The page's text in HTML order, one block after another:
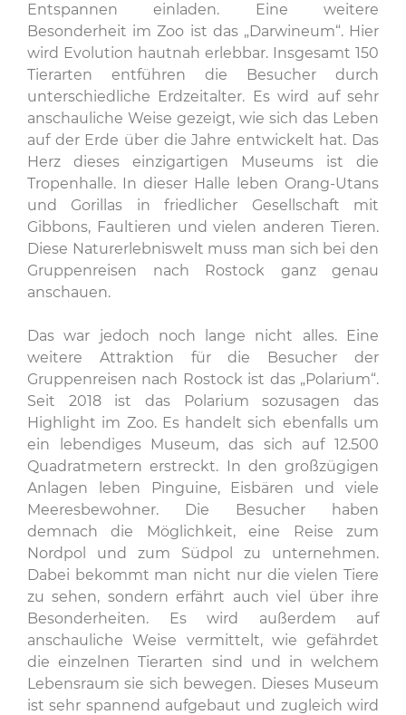
Entspannen einladen. Eine weitere
Besonderheit im Zoo ist das „Darwineum“. Hier
wird Evolution hautnah erlebbar. Insgesamt 150
Tierarten entführen die Besucher durch
unterschiedliche Erdzeitalter. Es wird auf sehr
anschauliche Weise gezeigt, wie sich das Leben
auf der Erde über die Jahre entwickelt hat. Das
Herz dieses einzigartigen Museums ist die
Tropenhalle. In dieser Halle leben Orang-Utans
und Gorillas in friedlicher Gesellschaft mit
Gibbons, Faultieren und vielen anderen Tieren.
Diese Naturerlebniswelt muss man sich bei den
Gruppenreisen nach Rostock ganz genau
anschauen.
Das war jedoch noch lange nicht alles. Eine
weitere Attraktion für die Besucher der
Gruppenreisen nach Rostock ist das „Polarium“.
Seit 2018 ist das Polarium sozusagen das
Highlight im Zoo. Es handelt sich ebenfalls um
ein lebendiges Museum, das sich auf 12.500
Quadratmetern erstreckt. In den großzügigen
Anlagen leben Pinguine, Eisbären und viele
Meeresbewohner. Die Besucher haben
demnach die Möglichkeit, eine Reise zum
Nordpol und zum Südpol zu unternehmen.
Dabei bekommt man nicht nur die vielen Tiere
zu sehen, sondern erfährt auch viel über ihre
Besonderheiten. Es wird außerdem auf
anschauliche Weise vermittelt, wie gefährdet
die einzelnen Tierarten sind und in welchem
Lebensraum sie sich bewegen. Dieses Museum
ist sehr spannend aufgebaut und zugleich wird